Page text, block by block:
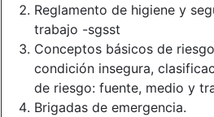
Reglamento de higiene y
trabajo -sgsst
Conceptos básicos de
condición insegura,
de riesgo: fuente, medio y
Brigadas de emergencia.